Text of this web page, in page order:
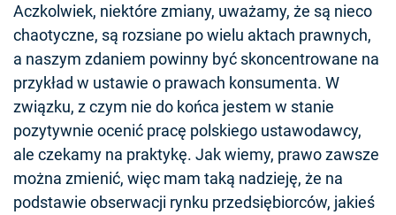
Aczkolwiek, niektóre zmiany, uważamy, że są nieco
chaotyczne, są rozsiane po wielu aktach prawnych,
a naszym zdaniem powinny być skoncentrowane na
przykład w ustawie o prawach konsumenta. W
związku, z czym nie do końca jestem w stanie
pozytywnie ocenić pracę polskiego ustawodawcy,
ale czekamy na praktykę. Jak wiemy, prawo zawsze
można zmienić, więc mam taką nadzieję, że na
podstawie obserwacji rynku przedsiębiorców, jakieś